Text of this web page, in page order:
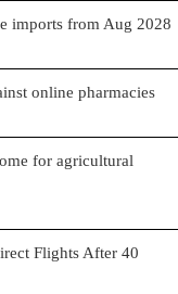
imports from Aug 2028
online pharmacies
for agricultural
Flights After 40